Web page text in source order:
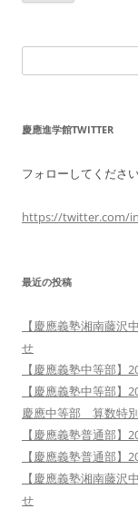
索:
慶應進学館TWITTER
フォローしてください
https://twitter.com/
最近の投稿
【慶應義塾湘南藤沢
せ
【慶應義塾中等部】
【慶應義塾中等部】
慶應中等部 算数特別
【慶應義塾普通部】
【慶應義塾普通部】
【慶應義塾湘南藤沢
せ